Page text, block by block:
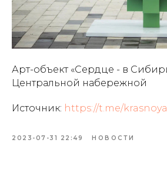
Арт-объект «Сердце - в
Центральной набережной
Источник: https://t.me/
2023-07-31 22:49 НОВОСТИ